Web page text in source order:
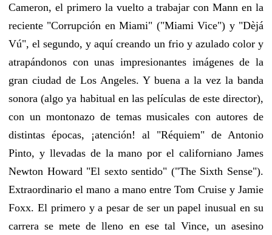
Cameron, el primero la vuelto a trabajar con Mann en la
reciente "Corrupción en Miami" ("Miami Vice") y "Dèjá
Vú", el segundo, y aquí creando un frio y azulado color y
atrapándonos con unas impresionantes imágenes de la
gran ciudad de Los Angeles. Y buena a la vez la banda
sonora (algo ya habitual en las películas de este director),
con un montonazo de temas musicales con autores de
distintas épocas, ¡atención! al "Réquiem" de Antonio
Pinto, y llevadas de la mano por el californiano James
Newton Howard "El sexto sentido" ("The Sixth Sense").
Extraordinario el mano a mano entre Tom Cruise y Jamie
Foxx. El primero y a pesar de ser un papel inusual en su
carrera se mete de lleno en ese tal Vince, un asesino